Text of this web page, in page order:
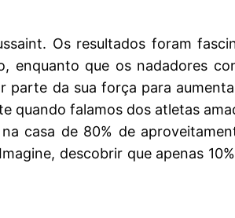
Os resultados foram
enquanto que os nadadores
parte da sua força para
quando falamos dos atletas
casa de 80% de
descobrir que apenas